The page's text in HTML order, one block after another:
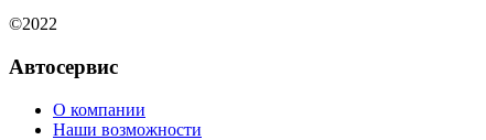
©2022
Автосервис
О компании
Наши возможности